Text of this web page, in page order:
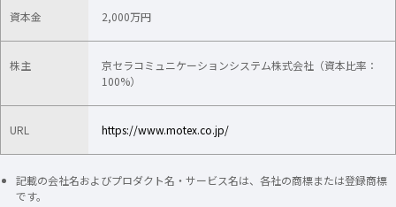
資本金 2,000万円
株主
京セラコミュニケーションシステム株式会社（資本比率：
100%）
URL https://www.motex.co.jp/
記載の会社名およびプロダクト名・サービス名は、各社の商標または登録商標
です。